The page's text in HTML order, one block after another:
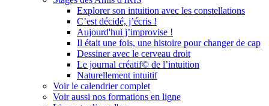
Explorer son intuition avec les constellations
C’est décidé, j’écris !
Aujourd'hui j’improvise !
Il était une fois, une histoire pour changer de cap
Dessiner avec le cerveau droit
Le journal créatif© de l’intuition
Naturellement intuitif
Voir le calendrier complet
Voir aussi nos formations en ligne